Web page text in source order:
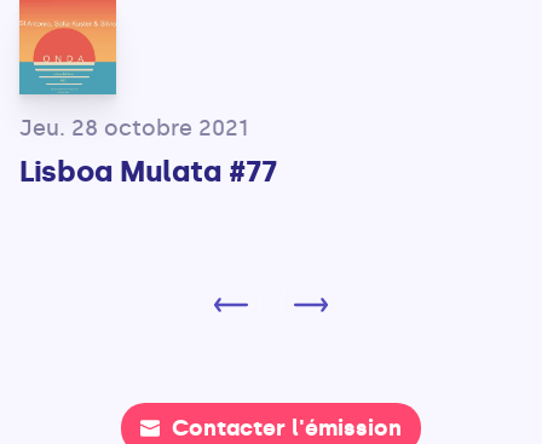
Jeu. 28 octobre 2021
Lisboa Mulata #77
Contacter l'émission